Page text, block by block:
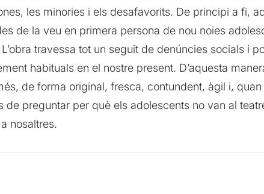
les minories i els desafavorits. De principi a fi,
de la veu en primera persona de nou noies
travessa tot un seguit de denúncies socials i
habituals en el nostre present. D’aquesta
de forma original, fresca, contundent, àgil i,
de preguntar per què els adolescents no van al
nosaltres.